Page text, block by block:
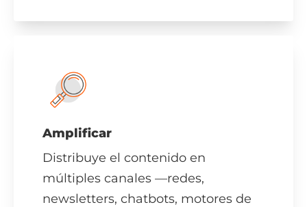
Amplificar
Distribuye el contenido en
múltiples canales —redes,
newsletters, chatbots, motores de